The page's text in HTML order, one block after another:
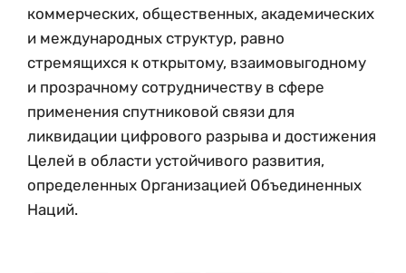
коммерческих, общественных, академических
и международных структур, равно
стремящихся к открытому, взаимовыгодному
и прозрачному сотрудничеству в сфере
применения спутниковой связи для
ликвидации цифрового разрыва и достижения
Целей в области устойчивого развития,
определенных Организацией Объединенных
Наций.